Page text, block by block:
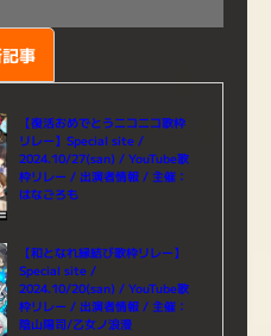
事
【復活おめでとうニコニコ歌枠
リレー】Special site /
2024.10/27(san) / YouTube歌
枠リレー / 出演者情報 / 主催：
はなごろも
【和となれ縁結び歌枠リレー】
Special site /
2024.10/20(san) / YouTube歌
枠リレー / 出演者情報 / 主催：
陰山陽司/乙女ノ浪漫